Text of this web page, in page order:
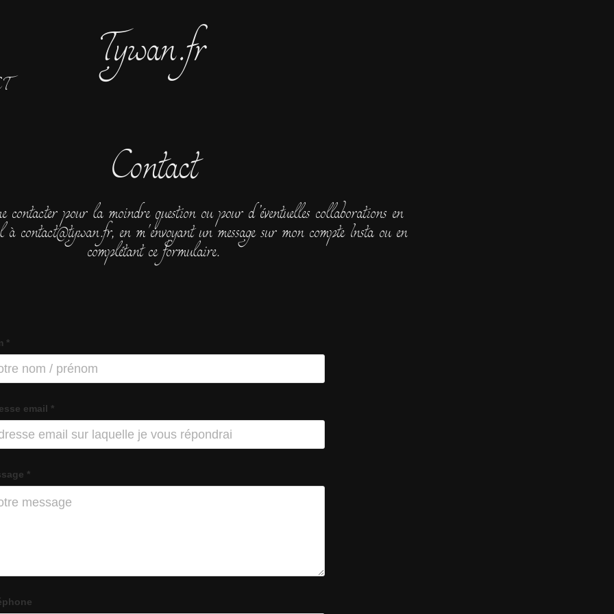
Tywan.fr
Contact
contacter pour la moindre question ou pour d’éventuelles collaborations en
contact@tywan.fr, en m'envoyant un message sur mon compte Insta ou en
complétant ce formulaire.
*
email *
*